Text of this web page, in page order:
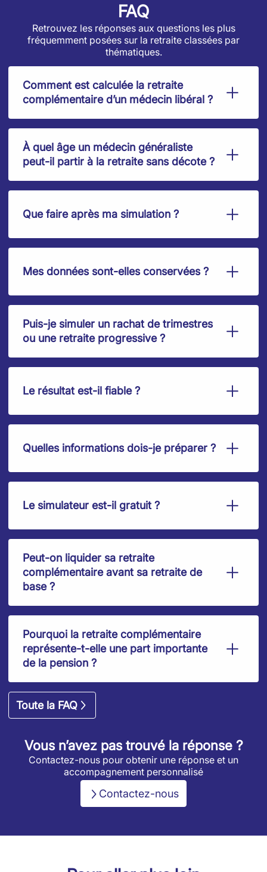
FAQ
Retrouvez les réponses aux questions les plus
fréquemment posées sur la retraite classées par
thématiques.
Comment est calculée la retraite
complémentaire d’un médecin libéral ?
À quel âge un médecin généraliste
peut-il partir à la retraite sans décote ?
Que faire après ma simulation ?
Mes données sont-elles conservées ?
Puis-je simuler un rachat de trimestres
ou une retraite progressive ?
Le résultat est-il fiable ?
Quelles informations dois-je préparer ?
Le simulateur est-il gratuit ?
Peut-on liquider sa retraite
complémentaire avant sa retraite de
base ?
Pourquoi la retraite complémentaire
représente-t-elle une part importante
de la pension ?
Toute la FAQ
Vous n’avez pas trouvé la réponse ?
Contactez-nous pour obtenir une réponse et un
accompagnement personnalisé
Contactez-nous